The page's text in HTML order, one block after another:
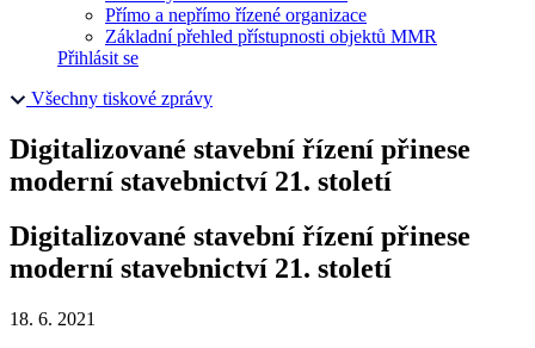
Přímo a nepřímo řízené organizace
Základní přehled přístupnosti objektů MMR
Přihlásit se
Všechny tiskové zprávy
Digitalizované stavební řízení přinese
moderní stavebnictví 21. století
Digitalizované stavební řízení přinese
moderní stavebnictví 21. století
18. 6. 2021